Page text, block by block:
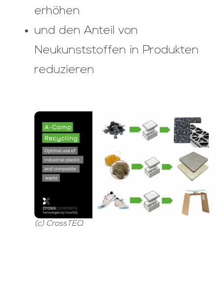
erhöhen
und den Anteil von
Neukunststoffen in Produkten
reduzieren
(c) CrossTEQ